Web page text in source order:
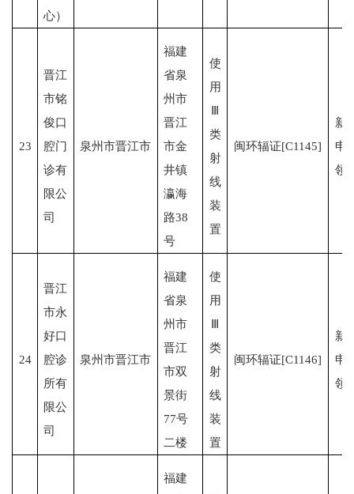
心）
23
晋江
市铭
俊口
腔门
诊有
限公
司
泉州市晋江市
福建
省泉
州市
晋江
市金
井镇
瀛海
路38
号
使
用
Ⅲ
类
射
线
装
置
闽环辐证[C1145]
新
申
领
24
晋江
市永
好口
腔诊
所有
限公
司
泉州市晋江市
福建
省泉
州市
晋江
市双
景街
77号
二楼
使
用
Ⅲ
类
射
线
装
置
闽环辐证[C1146]
新
申
领
福建